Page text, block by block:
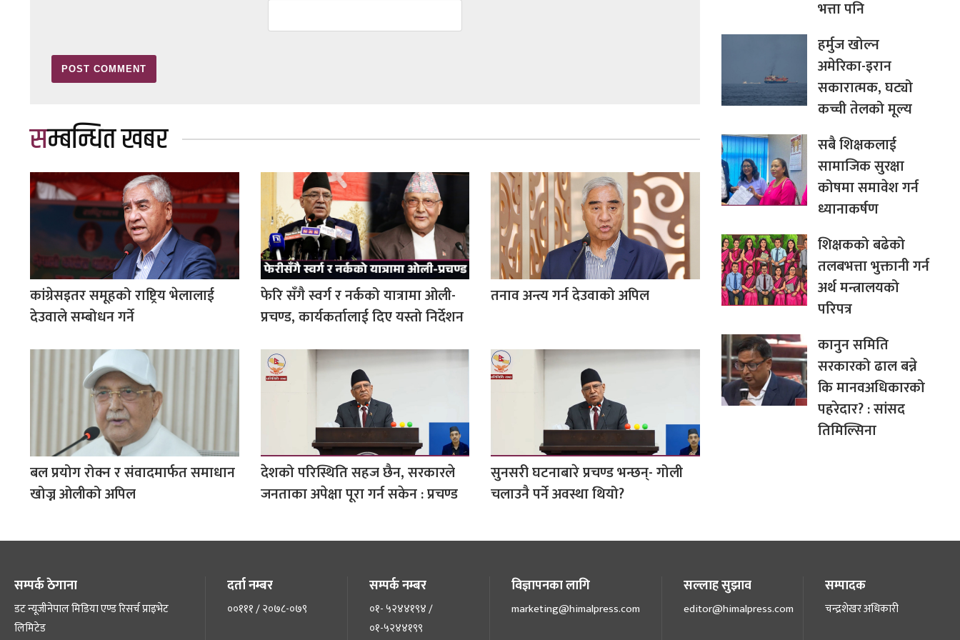
सम्बन्धित खबर
कांग्रेसइतर समूहको राष्ट्रिय भेलालाई
देउवाले सम्बोधन गर्ने
फेरि सँगै स्वर्ग र नर्कको यात्रामा ओली-
प्रचण्ड, कार्यकर्तालाई दिए यस्तो निर्देशन
तनाव अन्त्य गर्न देउवाको अपिल
बल प्रयोग रोक्न र संवादमार्फत समाधान
खोज्न ओलीको अपिल
देशको परिस्थिति सहज छैन, सरकारले
जनताका अपेक्षा पूरा गर्न सकेन : प्रचण्ड
सुनसरी घटनाबारे प्रचण्ड भन्छन्- गोली
चलाउनै पर्ने अवस्था थियो?
भत्ता पनि
हर्मुज खोल्न
अमेरिका-इरान
सकारात्मक, घट्यो
कच्ची तेलको मूल्य
सबै शिक्षकलाई
सामाजिक सुरक्षा
कोषमा समावेश गर्न
ध्यानाकर्षण
शिक्षकको बढेको
तलबभत्ता भुक्तानी गर्न
अर्थ मन्त्रालयको
परिपत्र
कानुन समिति
सरकारको ढाल बन्ने
कि मानवअधिकारको
पहरेदार? : सांसद
तिमिल्सिना
सम्पर्क ठेगाना
डट न्यूजीनेपाल मिडिया एण्ड रिसर्च प्राइभेट
लिमिटेड
दर्ता नम्बर
००१११ / २०७८-०७९
सम्पर्क नम्बर
०१- ५२४४१९४ /
०१-५२४४१९९
विज्ञापनका लागि
marketing@himalpress.com
सल्लाह सुझाव
editor@himalpress.com
सम्पादक
चन्द्रशेखर अधिकारी